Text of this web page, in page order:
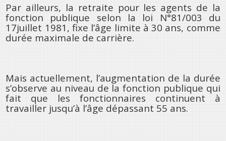
Par ailleurs, la retraite pour les agents de la
fonction publique selon la loi N°81/003 du
17juillet 1981, fixe l’âge limite à 30 ans, comme
durée maximale de carrière.
Mais actuellement, l’augmentation de la durée
s’observe au niveau de la fonction publique qui
fait que les fonctionnaires continuent à
travailler jusqu’à l’âge dépassant 55 ans.